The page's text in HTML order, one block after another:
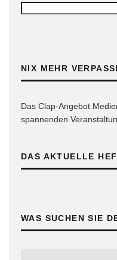
NIX MEHR
Das Clap-Angebot
spannenden
DAS AKTUELLE
WAS SUCHEN SIE